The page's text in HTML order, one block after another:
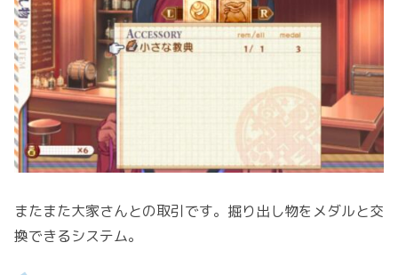
またまた大家さんとの取引です。掘り出し物をメダルと交
換できるシステム。